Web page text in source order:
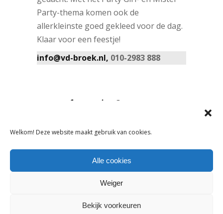
Welkom! Deze website maakt gebruik van cookies.
Alle cookies
Weiger
Bekijk voorkeuren
Party-thema komen ook de
allerkleinste goed gekleed voor de dag.
Klaar voor een feestje!
info@vd-broek.nl, 010-2983 888
VORIG ARTIKEL VOLGEND ARTIKEL
OOK INTERESSANT